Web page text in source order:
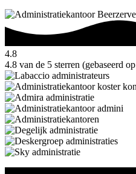
4.8
4.8 van de 5 sterren (gebaseerd op